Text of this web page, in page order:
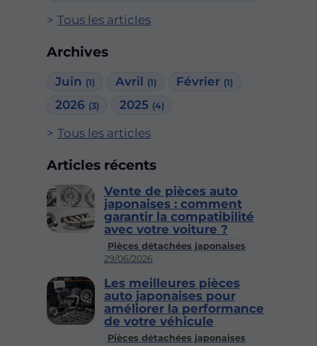
Tous les articles
Archives
Juin (1) Avril (1) Février (1)
2026 (3) 2025 (4)
Tous les articles
Articles récents
Pièces détachées japonaises
29/06/2026
Vente de pièces auto
japonaises : comment
garantir la compatibilité
avec votre voiture ?
Pièces détachées japonaises
Les meilleures pièces
auto japonaises pour
améliorer la performance
de votre véhicule